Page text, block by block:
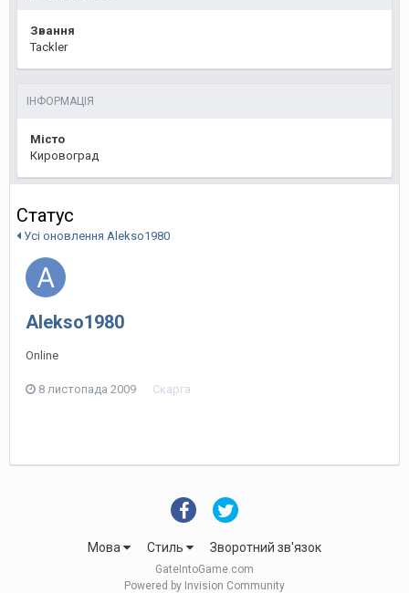
Звання
Tackler
ІНФОРМАЦІЯ
Місто
Кировоград
Статус
Усі оновлення Alekso1980
Alekso1980
Online
8 листопада 2009 Скарга
Мова Стиль Зворотний зв'язок
GateIntoGame.com
Powered by Invision Community